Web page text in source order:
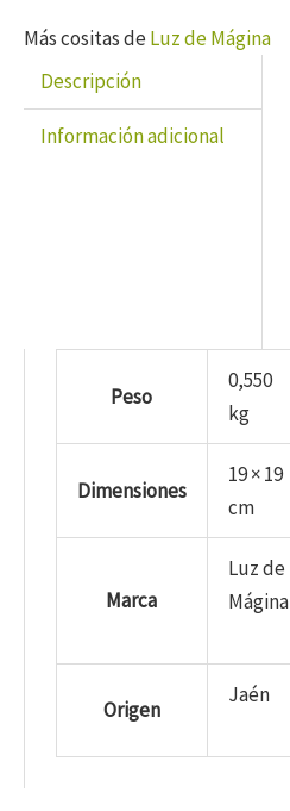
cantidad
Más cositas deLuz de Mágina
Descripción
Información adicional
Peso
0,550
kg
Dimensiones
19 × 19
cm
Marca
Luz de
Mágina
Origen
Jaén